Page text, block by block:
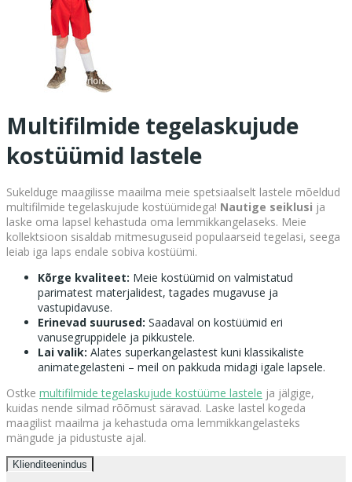
Multifilmide tegelaskujude
kostüümid lastele
Sukelduge maagilisse maailma meie spetsiaalselt lastele mõeldud
multifilmide tegelaskujude kostüümidega! Nautige seiklusi ja
laske oma lapsel kehastuda oma lemmikkangelaseks. Meie
kollektsioon sisaldab mitmesuguseid populaarseid tegelasi, seega
leiab iga laps endale sobiva kostüümi.
Kõrge kvaliteet: Meie kostüümid on valmistatud
parimatest materjalidest, tagades mugavuse ja
vastupidavuse.
Erinevad suurused: Saadaval on kostüümid eri
vanusegruppidele ja pikkustele.
Lai valik: Alates superkangelastest kuni klassikaliste
animategelasteni – meil on pakkuda midagi igale lapsele.
Ostke multifilmide tegelaskujude kostüüme lastele ja jälgige,
kuidas nende silmad rõõmust säravad. Laske lastel kogeda
maagilist maailma ja kehastuda oma lemmikkangelasteks
mängude ja pidustuste ajal.
Klienditeenindus